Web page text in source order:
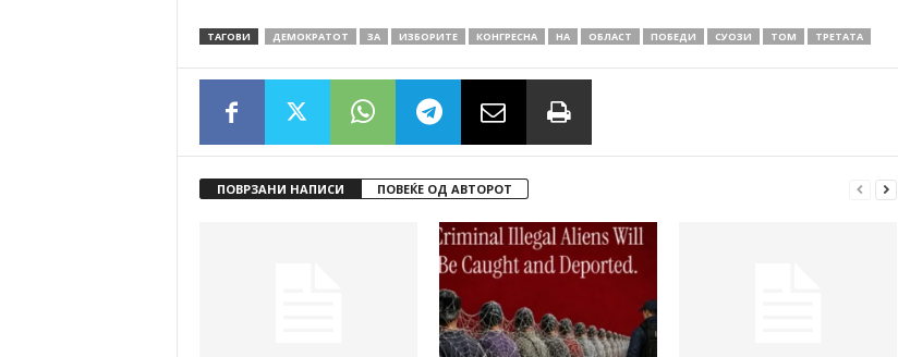
ТАГОВИ ДЕМОКРАТОТ ЗА ИЗБОРИТЕ КОНГРЕСНА НА ОБЛАСТ ПОБЕДИ СУОЗИ ТОМ ТРЕТАТА
ПОВРЗАНИ НАПИСИ ПОВЕЌЕ ОД АВТОРОТ